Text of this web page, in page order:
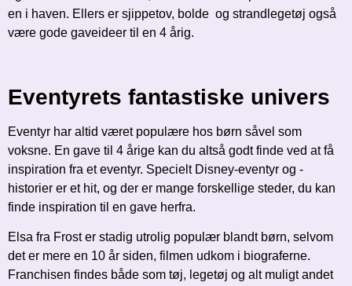
en i haven. Ellers er sjippetov, bolde og strandlegetøj også
være gode gaveideer til en 4 årig.
Eventyrets fantastiske univers
Eventyr har altid været populære hos børn såvel som
voksne. En gave til 4 årige kan du altså godt finde ved at få
inspiration fra et eventyr. Specielt Disney-eventyr og -
historier er et hit, og der er mange forskellige steder, du kan
finde inspiration til en gave herfra.
Elsa fra Frost er stadig utrolig populær blandt børn, selvom
det er mere en 10 år siden, filmen udkom i biograferne.
Franchisen findes både som tøj, legetøj og alt muligt andet